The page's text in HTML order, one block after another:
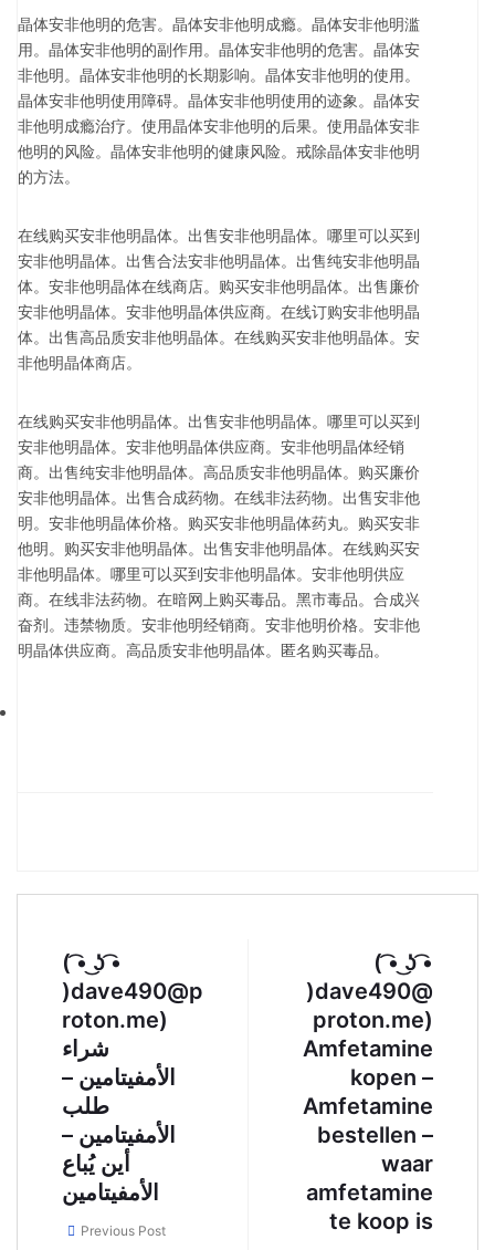
晶体安非他明的危害。晶体安非他明成瘾。晶体安非他明滥
用。晶体安非他明的副作用。晶体安非他明的危害。晶体安
非他明。晶体安非他明的长期影响。晶体安非他明的使用。
晶体安非他明使用障碍。晶体安非他明使用的迹象。晶体安
非他明成瘾治疗。使用晶体安非他明的后果。使用晶体安非
他明的风险。晶体安非他明的健康风险。戒除晶体安非他明
的方法。
在线购买安非他明晶体。出售安非他明晶体。哪里可以买到
安非他明晶体。出售合法安非他明晶体。出售纯安非他明晶
体。安非他明晶体在线商店。购买安非他明晶体。出售廉价
安非他明晶体。安非他明晶体供应商。在线订购安非他明晶
体。出售高品质安非他明晶体。在线购买安非他明晶体。安
非他明晶体商店。
在线购买安非他明晶体。出售安非他明晶体。哪里可以买到
安非他明晶体。安非他明晶体供应商。安非他明晶体经销
商。出售纯安非他明晶体。高品质安非他明晶体。购买廉价
安非他明晶体。出售合成药物。在线非法药物。出售安非他
明。安非他明晶体价格。购买安非他明晶体药丸。购买安非
他明。购买安非他明晶体。出售安非他明晶体。在线购买安
非他明晶体。哪里可以买到安非他明晶体。安非他明供应
商。在线非法药物。在暗网上购买毒品。黑市毒品。合成兴
奋剂。违禁物质。安非他明经销商。安非他明价格。安非他
明晶体供应商。高品质安非他明晶体。匿名购买毒品。
( ͡• ͜ʖ ͡•
)dave490@p
roton.me)
شراء
الأمفيتامين –
طلب
الأمفيتامين –
أين يُباع
الأمفيتامين
Previous Post
( ͡• ͜ʖ ͡•
)dave490@
proton.me)
Amfetamine
kopen –
Amfetamine
bestellen –
waar
amfetamine
te koop is